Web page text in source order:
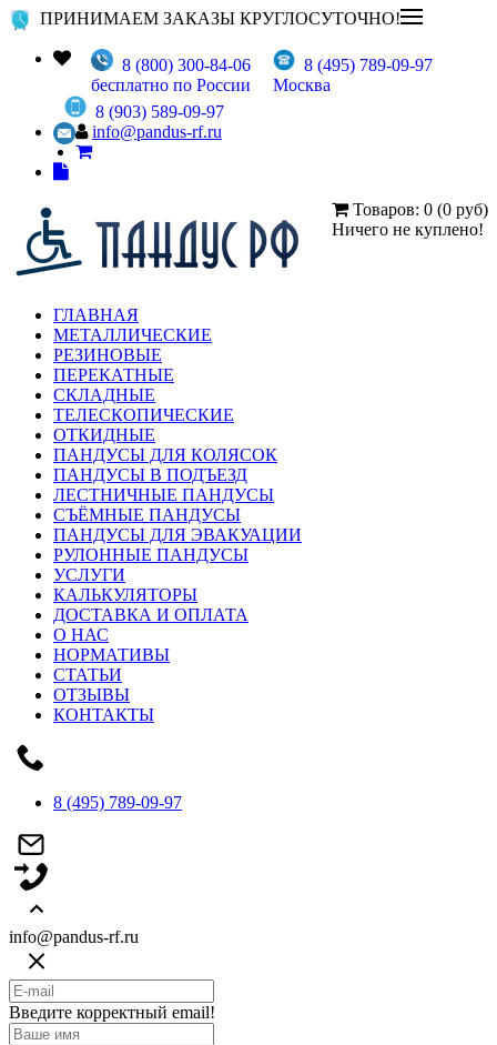
ПРИНИМАЕМ ЗАКАЗЫ КРУГЛОСУТОЧНО!
8 (800) 300-84-06
бесплатно по России
8 (495) 789-09-97
Москва
8 (903) 589-09-97
info@pandus-rf.ru
Товаров: 0 (0 руб)
Ничего не куплено!
ГЛАВНАЯ
МЕТАЛЛИЧЕСКИЕ
РЕЗИНОВЫЕ
ПЕРЕКАТНЫЕ
СКЛАДНЫЕ
ТЕЛЕСКОПИЧЕСКИЕ
ОТКИДНЫЕ
ПАНДУСЫ ДЛЯ КОЛЯСОК
ПАНДУСЫ В ПОДЪЕЗД
ЛЕСТНИЧНЫЕ ПАНДУСЫ
СЪЁМНЫЕ ПАНДУСЫ
ПАНДУСЫ ДЛЯ ЭВАКУАЦИИ
РУЛОННЫЕ ПАНДУСЫ
УСЛУГИ
КАЛЬКУЛЯТОРЫ
ДОСТАВКА И ОПЛАТА
О НАС
НОРМАТИВЫ
СТАТЬИ
ОТЗЫВЫ
КОНТАКТЫ
8 (495) 789-09-97
info@pandus-rf.ru
Введите корректный email!